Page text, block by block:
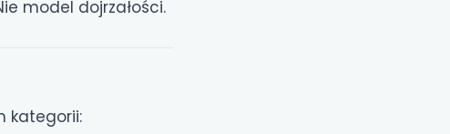
model dojrzałości.
kategorii: